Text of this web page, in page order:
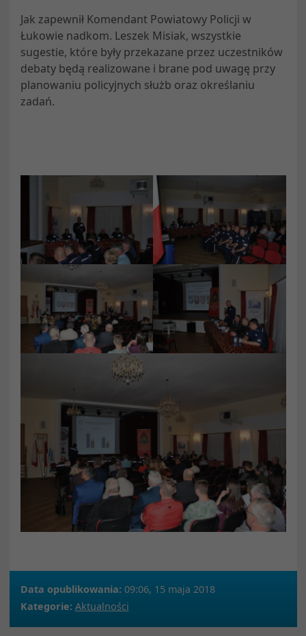
Jak zapewnił Komendant Powiatowy Policji w
Łukowie nadkom. Leszek Misiak, wszystkie
sugestie, które były przekazane przez uczestników
debaty będą realizowane i brane pod uwagę przy
planowaniu policyjnych służb oraz określaniu
zadań.
Data opublikowania: 09:06, 15 maja 2018
Kategorie: Aktualności